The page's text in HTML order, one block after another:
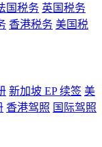
国税务 英国税务
香港税务 美国税
新加坡 EP 续签 美
香港驾照 国际驾照